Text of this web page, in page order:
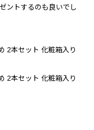
ントするのも良いでし
2本セット 化粧箱入り
2本セット 化粧箱入り